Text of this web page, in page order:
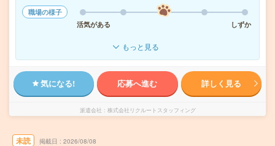
職場の様子
活気がある
しずか
もっと見る
気になる! 応募へ進む 詳しく見る
派遣会社 株式会社リクルートスタッフィング
未読 掲載日 2026/08/08